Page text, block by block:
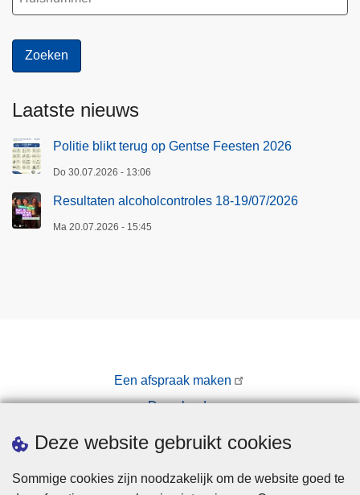
Deze website gebruikt cookies
Sommige cookies zijn noodzakelijk om de website goed te
Laatste nieuws
Politie blikt terug op Gentse Feesten 2026
Do 30.07.2026 - 13:06
Resultaten alcoholcontroles 18-19/07/2026
Ma 20.07.2026 - 15:45
Een afspraak maken
Downloads